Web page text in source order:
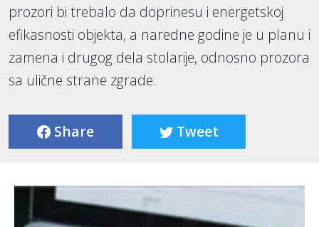
prozori bi trebalo da doprinesu i energetskoj
efikasnosti objekta, a naredne godine je u planu i
zamena i drugog dela stolarije, odnosno prozora
sa ulične strane zgrade.
Share Tweet